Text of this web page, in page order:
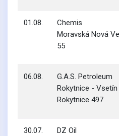
01.08.
Chemis
Moravská Nová
55
06.08.
G.A.S. Petroleum
Rokytnice - Vsetín
Rokytnice 497
30.07.
DZ Oil